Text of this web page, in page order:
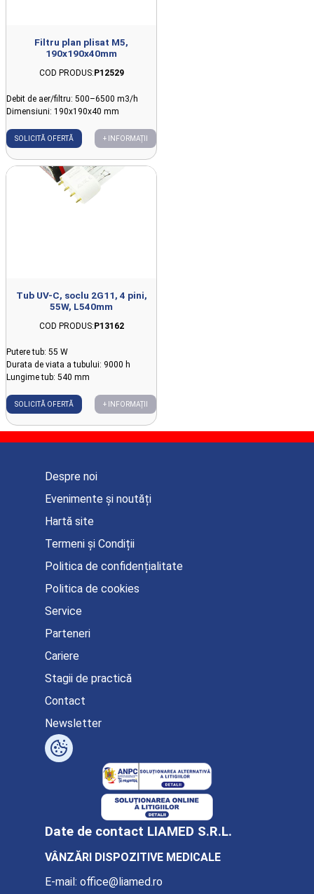
Filtru plan plisat M5,
190x190x40mm
COD PRODUS:P12529
Debit de aer/filtru: 500–6500 m3/h
Dimensiuni: 190x190x40 mm
SOLICITĂ OFERTĂ + INFORMAȚII
Tub UV-C, soclu 2G11, 4 pini,
55W, L540mm
COD PRODUS: P13162
Putere tub: 55 W
Durata de viata a tubului: 9000 h
Lungime tub: 540 mm
SOLICITĂ OFERTĂ + INFORMAȚII
Date de contact LIAMED S.R.L.
VÂNZĂRI DISPOZITIVE MEDICALE
E-mail: office@liamed.ro
Despre noi
Evenimente și noutăți
Hartă site
Termeni și Condiții
Politica de confidențialitate
Politica de cookies
Service
Parteneri
Cariere
Stagii de practică
Contact
Newsletter